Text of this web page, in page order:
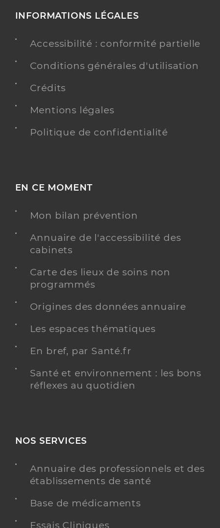
INFORMATIONS LÉGALES
Accessibilité : conformité partielle
Conditions générales d'utilisation
Crédits
Mentions légales
Politique de confidentialité
EN CE MOMENT
Mon bilan prévention
Annuaire de l'accessibilité des
cabinets
Carte des lieux de soins non
programmés
Origines des données annuaire
Les espaces thématiques
En bref, par Santé.fr
Santé et environnement : les bons
réflexes au quotidien
NOS SERVICES
Annuaire des professionnels et des
établissements de santé
Base de médicaments
Essais Cliniques